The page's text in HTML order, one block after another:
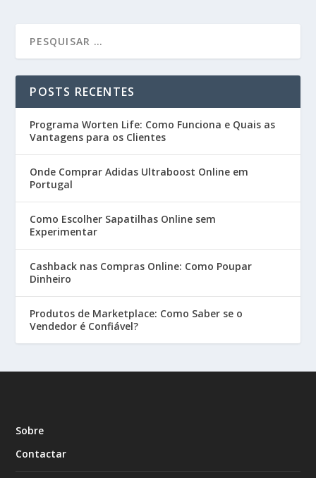
POSTS RECENTES
Programa Worten Life: Como Funciona e Quais as
Vantagens para os Clientes
Onde Comprar Adidas Ultraboost Online em
Portugal
Como Escolher Sapatilhas Online sem
Experimentar
Cashback nas Compras Online: Como Poupar
Dinheiro
Produtos de Marketplace: Como Saber se o
Vendedor é Confiável?
Sobre
Contactar